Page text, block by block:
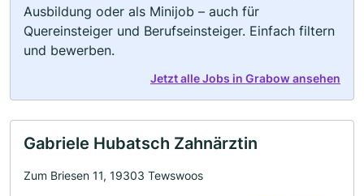
Ausbildung oder als Minijob – auch für
Quereinsteiger und Berufseinsteiger. Einfach filtern
und bewerben.
Jetzt alle Jobs in Grabow ansehen
Gabriele Hubatsch Zahnärztin
Zum Briesen 11, 19303 Tewswoos